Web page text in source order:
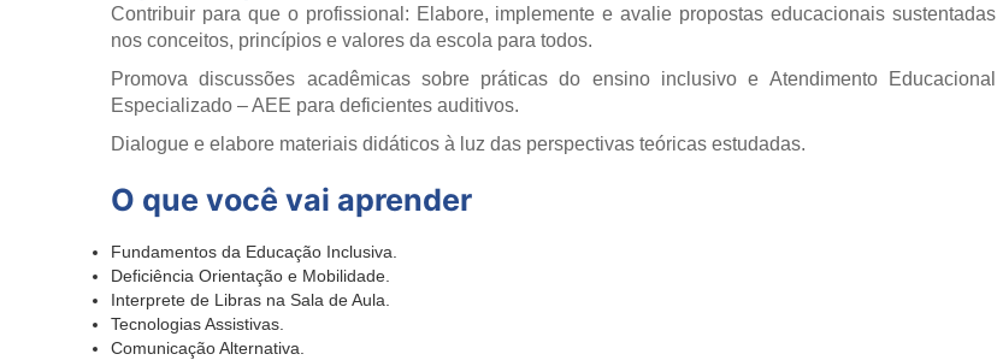
Contribuir para que o profissional: Elabore, implemente e avalie propostas educacionais sustentadas
nos conceitos, princípios e valores da escola para todos.
Promova discussões acadêmicas sobre práticas do ensino inclusivo e Atendimento Educacional
Especializado – AEE para deficientes auditivos.
Dialogue e elabore materiais didáticos à luz das perspectivas teóricas estudadas.
O que você vai aprender
Fundamentos da Educação Inclusiva.
Deficiência Orientação e Mobilidade.
Interprete de Libras na Sala de Aula.
Tecnologias Assistivas.
Comunicação Alternativa.